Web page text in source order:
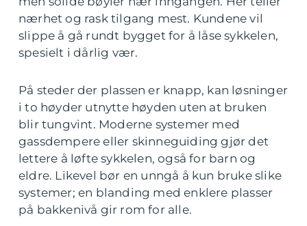
nærhet og rask tilgang mest. Kundene vil
slippe å gå rundt bygget for å låse sykkelen,
spesielt i dårlig vær.
På steder der plassen er knapp, kan løsninger
i to høyder utnytte høyden uten at bruken
blir tungvint. Moderne systemer med
gassdempere eller skinneguiding gjør det
lettere å løfte sykkelen, også for barn og
eldre. Likevel bør en unngå å kun bruke slike
systemer; en blanding med enklere plasser
på bakkenivå gir rom for alle.